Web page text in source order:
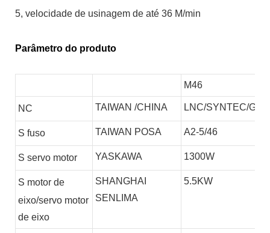
5, velocidade de usinagem de até 36 M/min
Parâmetro do produto
M46
NC TAIWAN /CHINA LNC/SYNTEC/GSK
S fuso TAIWAN POSA A2-5/46
S servo motor YASKAWA 1300W
S motor de
eixo/servo motor
de eixo
SHANGHAI
SENLIMA
5.5KW